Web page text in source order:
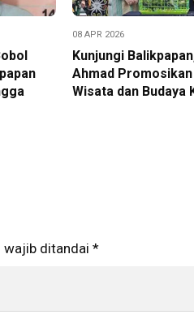
08 APR 2026
Kunjungi
Ahmad
Wisata dan Budaya
wajib ditandai *